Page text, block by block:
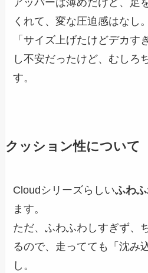
くれて、変な圧迫感はなし。
「サイズ上げたけどデカす
し不安だったけど、むしろ
す。
クッション性について
Cloudシリーズらしいふわ
ます。
ただ、ふわふわしすぎず、
るので、走ってても「沈み
し。